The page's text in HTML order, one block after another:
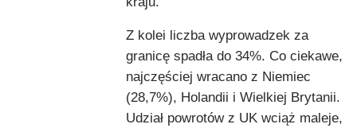
Z kolei liczba wyprowadzek za
granicę spadła do 34%. Co ciekawe,
najczęściej wracano z Niemiec
(28,7%), Holandii i Wielkiej Brytanii.
Udział powrotów z UK wciąż maleje,